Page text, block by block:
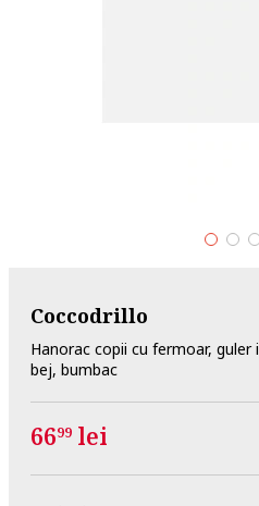
Coccodrillo
Hanorac copii cu fermoar, guler
bej, bumbac
6699 lei